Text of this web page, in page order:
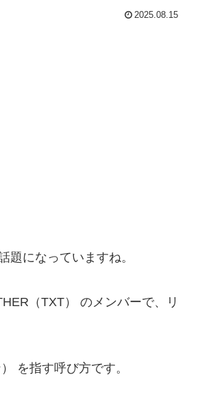
2025.08.15
題になっていますね。
（TXT） のメンバーで、リ
を指す呼び方です。